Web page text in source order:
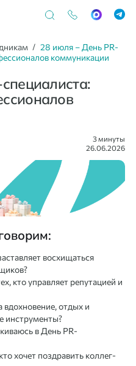
28 июля – День PR-
коммуникации
3 минуты
26.06.2026
восхищаться
кто управляет репутацией и
вдохновение, отдых и
инструменты?
в День PR-
хочет поздравить коллег-